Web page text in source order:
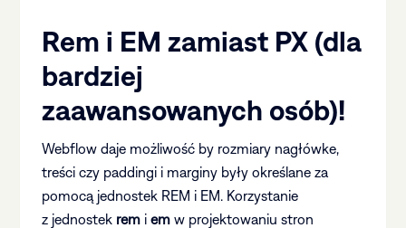
Rem i EM zamiast PX (dla
bardziej
zaawansowanych osób)!
Webflow daje możliwość by rozmiary nagłówke,
treści czy paddingi i marginy były określane za
pomocą jednostek REM i EM. Korzystanie
z jednostek rem iem w projektowaniu stron